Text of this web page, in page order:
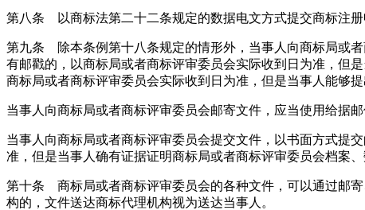
第八条 以商标法第二十二条规定的数据电文方式提交商标注
第九条 除本条例第十八条规定的情形外，当事人向商标局或
有邮戳的，以商标局或者商标评审委员会实际收到日为准，但
商标局或者商标评审委员会实际收到日为准，但是当事人能够
当事人向商标局或者商标评审委员会邮寄文件，应当使用给据邮
当事人向商标局或者商标评审委员会提交文件，以书面方式提
准，但是当事人确有证据证明商标局或者商标评审委员会档案、
第十条 商标局或者商标评审委员会的各种文件，可以通过邮
构的，文件送达商标代理机构视为送达当事人。